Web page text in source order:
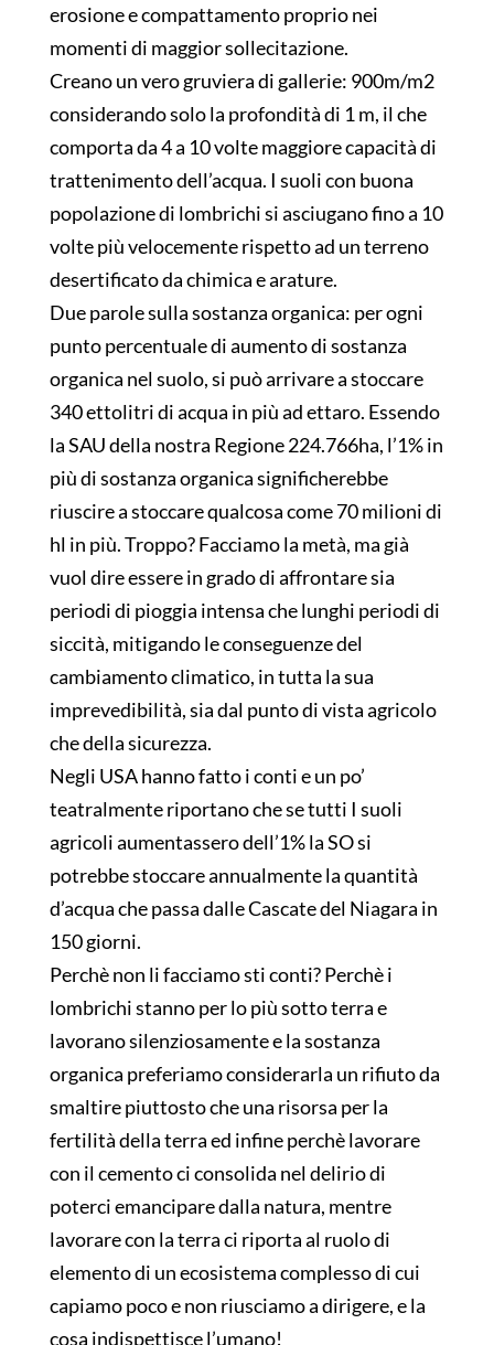
erosione e compattamento proprio nei
momenti di maggior sollecitazione.
Creano un vero gruviera di gallerie: 900m/m2
considerando solo la profondità di 1 m, il che
comporta da 4 a 10 volte maggiore capacità di
trattenimento dell’acqua. I suoli con buona
popolazione di lombrichi si asciugano fino a 10
volte più velocemente rispetto ad un terreno
desertificato da chimica e arature.
Due parole sulla sostanza organica: per ogni
punto percentuale di aumento di sostanza
organica nel suolo, si può arrivare a stoccare
340 ettolitri di acqua in più ad ettaro. Essendo
la SAU della nostra Regione 224.766ha, l’1% in
più di sostanza organica significherebbe
riuscire a stoccare qualcosa come 70 milioni di
hl in più. Troppo? Facciamo la metà, ma già
vuol dire essere in grado di affrontare sia
periodi di pioggia intensa che lunghi periodi di
siccità, mitigando le conseguenze del
cambiamento climatico, in tutta la sua
imprevedibilità, sia dal punto di vista agricolo
che della sicurezza.
Negli USA hanno fatto i conti e un po’
teatralmente riportano che se tutti I suoli
agricoli aumentassero dell’1% la SO si
potrebbe stoccare annualmente la quantità
d’acqua che passa dalle Cascate del Niagara in
150 giorni.
Perchè non li facciamo sti conti? Perchè i
lombrichi stanno per lo più sotto terra e
lavorano silenziosamente e la sostanza
organica preferiamo considerarla un rifiuto da
smaltire piuttosto che una risorsa per la
fertilità della terra ed infine perchè lavorare
con il cemento ci consolida nel delirio di
poterci emancipare dalla natura, mentre
lavorare con la terra ci riporta al ruolo di
elemento di un ecosistema complesso di cui
capiamo poco e non riusciamo a dirigere, e la
cosa indispettisce l’umano!